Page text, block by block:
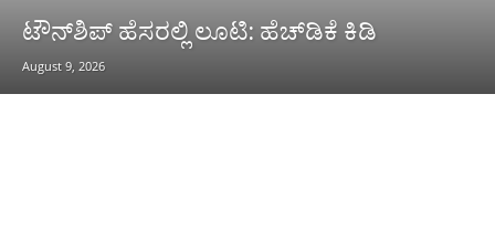
ಟೌನ್‌ಶಿಪ್ ಹೆಸರಲ್ಲಿ ಲೂಟಿ: ಹೆಚ್‌ಡಿಕೆ ಕಿಡಿ
August 9, 2026